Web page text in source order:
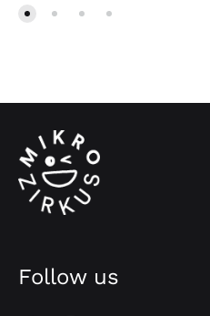
Follow us